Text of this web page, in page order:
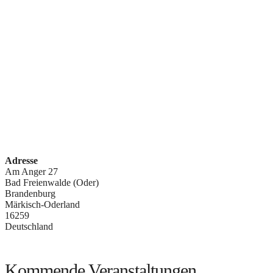
Adresse
Am Anger 27
Bad Freienwalde (Oder)
Brandenburg
Märkisch-Oderland
16259
Deutschland